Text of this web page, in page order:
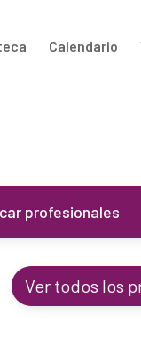
Calendario
Ver todos los